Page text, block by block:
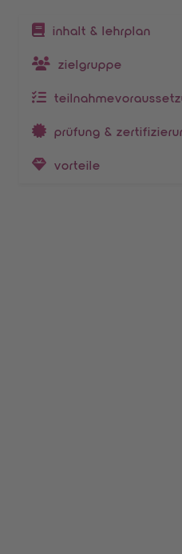
inhalt & lehrplan
zielgruppe
prüfung &
vorteile